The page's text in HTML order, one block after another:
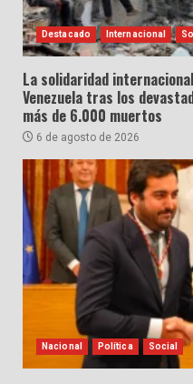
Destacado Internacional
La solidaridad
Venezuela tras los
más de 6.000 muertos
6 de agosto de 2026
Nacional Política Social